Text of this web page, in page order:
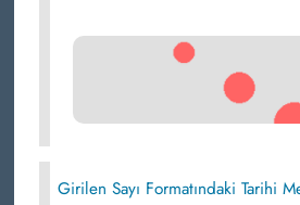
Girilen Sayı Formatındaki Tarihi